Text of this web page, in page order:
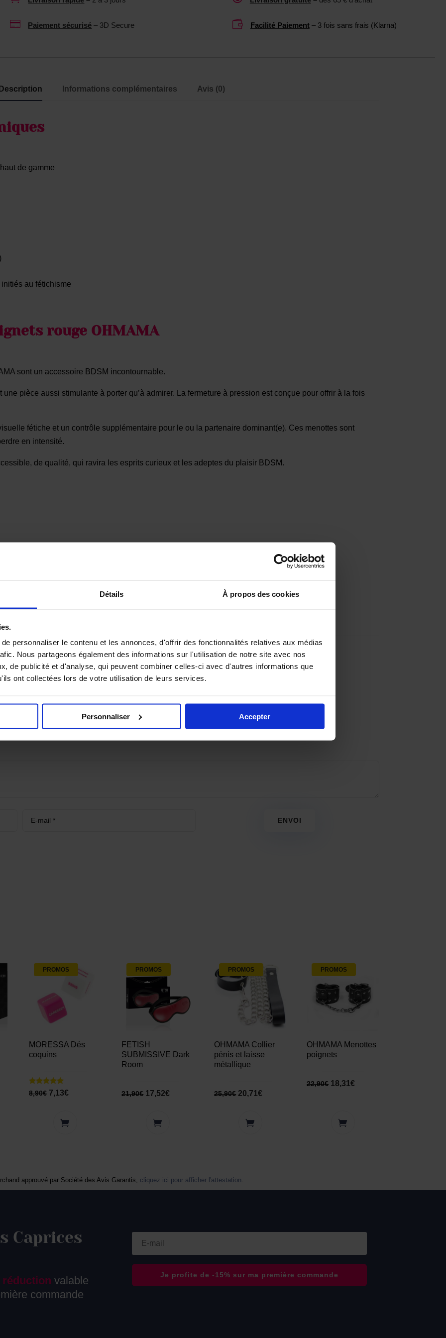
Détails À propos des cookies
personnaliser le contenu et les annonces, d'offrir des fonctionnalités relatives aux médias
Nous partageons également des informations sur l'utilisation de notre site avec nos
de publicité et d'analyse, qui peuvent combiner celles-ci avec d'autres informations que
ont collectées lors de votre utilisation de leurs services.
Personnaliser Accepter
n
t
p
e
 Paiement sécurisé – 3D Secure  Facilité Paiement– 3 fois sans frais (Klarna)
Description Informations complémentaires Avis (0)
de gamme
au fétichisme
rouge OHMAMA
sont un accessoire BDSM incontournable.
une pièce aussi stimulante à porter qu’à admirer. La fermeture à pression est conçue pour offrir à la fois
fétiche et un contrôle supplémentaire pour le ou la partenaire dominant(e). Ces menottes sont
en intensité.
de qualité, qui ravira les esprits curieux et les adeptes du plaisir BDSM.
Attaches poignets rouge”
champs obligatoires sont indiqués avec
ENVOI
PROMOS
MORESSA Dés
coquins
Note
5.00
8,90€ 7,13€
PROMOS
FETISH
SUBMISSIVE Dark
Room
21,90€ 17,52€
PROMOS
OHMAMA Collier
pénis et laisse
métallique
25,90€ 20,71€
PROMOS
OHMAMA Menottes
poignets
22,90€ 18,31€
approuvé par Société des Avis Garantis, cliquez ici pour afficher l'attestation.
Caprices
réductionvalable
commande
Je profite de -15% sur ma première commande